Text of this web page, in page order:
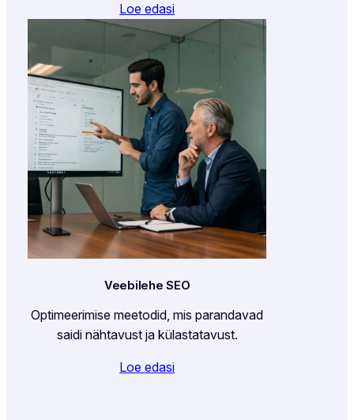
Loe edasi
Veebilehe SEO
Optimeerimise meetodid, mis parandavad
saidi nähtavust ja külastatavust.
Loe edasi